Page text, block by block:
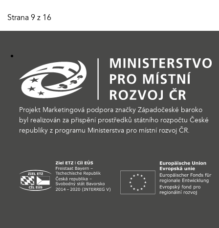
Strana 9 z 16
Projekt Marketingová podpora značky Západočeské baroko
byl realizován za přispění prostředků státního rozpočtu České
republiky z programu Ministerstva pro místní rozvoj ČR.